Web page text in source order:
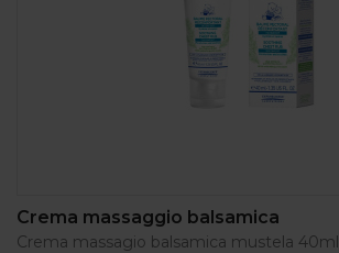
Crema massaggio balsamica
Crema massagio balsamica mustela 40ml